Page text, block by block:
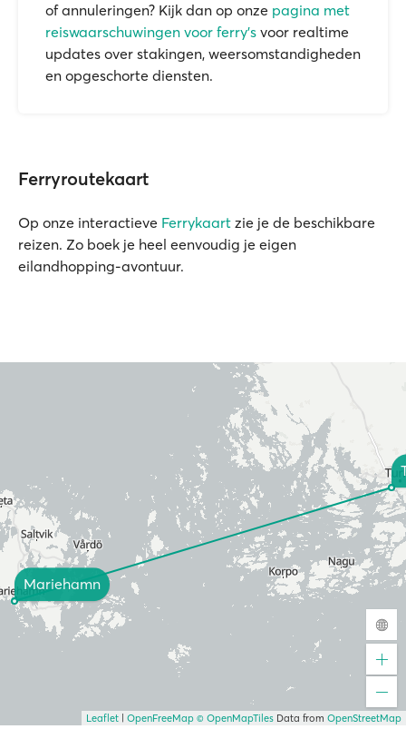
of annuleringen? Kijk dan op onze pagina met
reiswaarschuwingen voor ferry's voor realtime
updates over stakingen, weersomstandigheden
en opgeschorte diensten.
Ferryroutekaart
Op onze interactieve Ferrykaart zie je de beschikbare
reizen. Zo boek je heel eenvoudig je eigen
eilandhopping-avontuur.
Mariehamn
Leaflet OpenFreeMap © OpenMapTiles Data from OpenStreetMap